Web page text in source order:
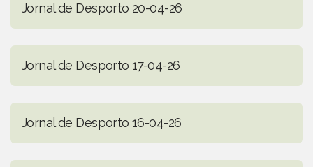
Jornal de Desporto 20-04-26
Jornal de Desporto 17-04-26
Jornal de Desporto 16-04-26